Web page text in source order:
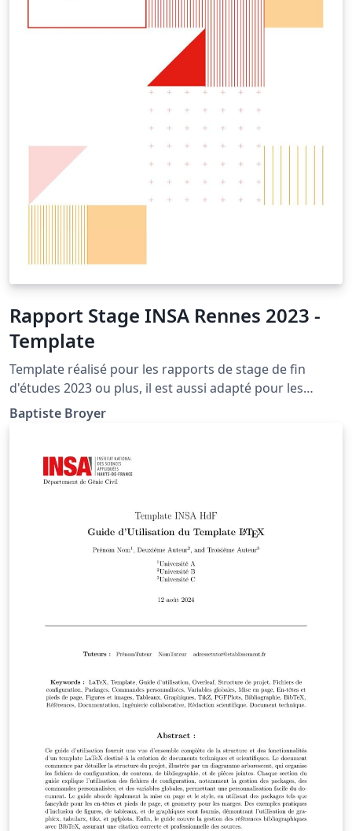
Rapport Stage INSA Rennes 2023 -
Template
Template réalisé pour les rapports de stage de fin
d'études 2023 ou plus, il est aussi adapté pour les
stages de cycle ingénieur. Les choix de mise en page
respectent les consignes données par le département
Baptiste Broyer